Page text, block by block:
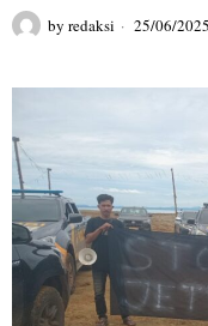
by redaksi 25/06/2025